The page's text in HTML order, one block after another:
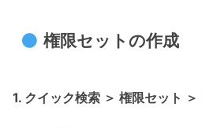
権限セットの作成
1. クイック検索 ＞ 権限セット ＞